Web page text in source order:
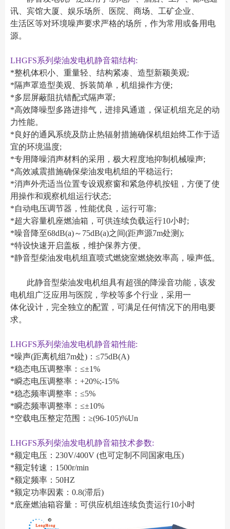
讯、宾馆大厦、娱乐场所、医院、商场、工矿企业、
生活区等对环境噪声要求严格的场所，作为常用或备用电
源。
LHGFS系列柴油发电机静音箱结构:
*整机体积小、重量轻、结构紧凑、造型新颖美观;
*隔声罩造型美观、拆装简单，机组操作方便;
*多层屏蔽阻抗错配式隔声罩;
*高效降噪型多路进排气，进排风通道，保证机组充足的动
力性能。
*良好的通风系统及防止热辐射措施确保机组始终工作于适
宜的环境温度;
*专用降噪消声材料的采用，极大程度地抑制机械噪声;
*高效减震措施确保柴油发电机组的平稳运行;
*消声外壳适当位置专设观察窗和紧急停机按钮，方便了使
用操作和观察机组运行状态;
*自动电压调节器，性能优良，运行可靠;
*超大容量机座燃油箱，可供连续负载运行10小时;
*噪音降至68dB(a)～75dB(a)之间(距声源7m处测);
*特设快速开启盖板，维护保养方便。
*静音型柴油发电机组直喷式燃烧室燃烧效率高，噪声低。
此静音型柴油发电机组具有超强的降澡音功能，该发
电机组广泛应用与医院，学校等多个行业，采用一
体化设计，完全独立的配置，可满足任何情况下的用电要
求。
LHGFS系列柴油发电机静音箱性能:
*噪声(距离机组7m处)：≤75dB(A)
*稳态电压调整率：≤±1%
*瞬态电压调整率：+20%;-15%
*稳态频率调整率：≤5%
*瞬态频率调整率：≤±10%
*空载电压整定范围：≥(96-105)%Un
LHGFS系列柴油发电机静音箱技术参数:
*额定电压：230V/400V (也可定制不同国家电压)
*额定转速：1500r/min
*额定频率：50HZ
*额定功率因素：0.8(滞后)
*底座燃油箱容量：可供应机组连续负责运行10小时